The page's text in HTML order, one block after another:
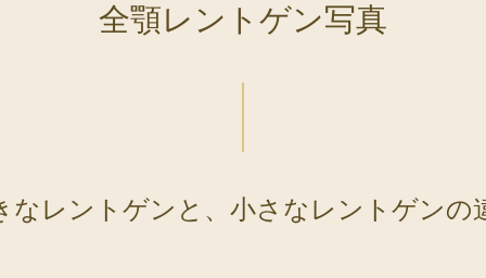
全顎レントゲン写真
なレントゲンと、小さなレントゲンの